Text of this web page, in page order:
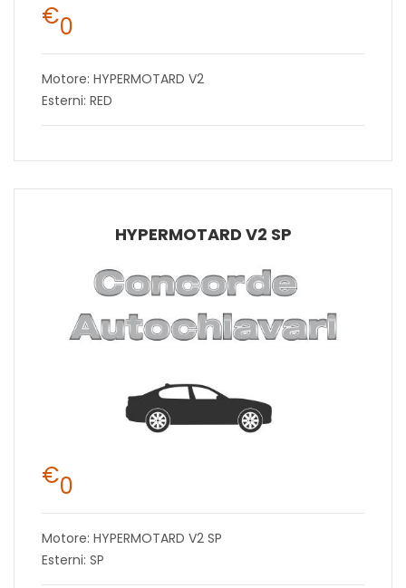
€0
Motore: HYPERMOTARD V2
Esterni: RED
HYPERMOTARD V2 SP
€0
Motore: HYPERMOTARD V2 SP
Esterni: SP